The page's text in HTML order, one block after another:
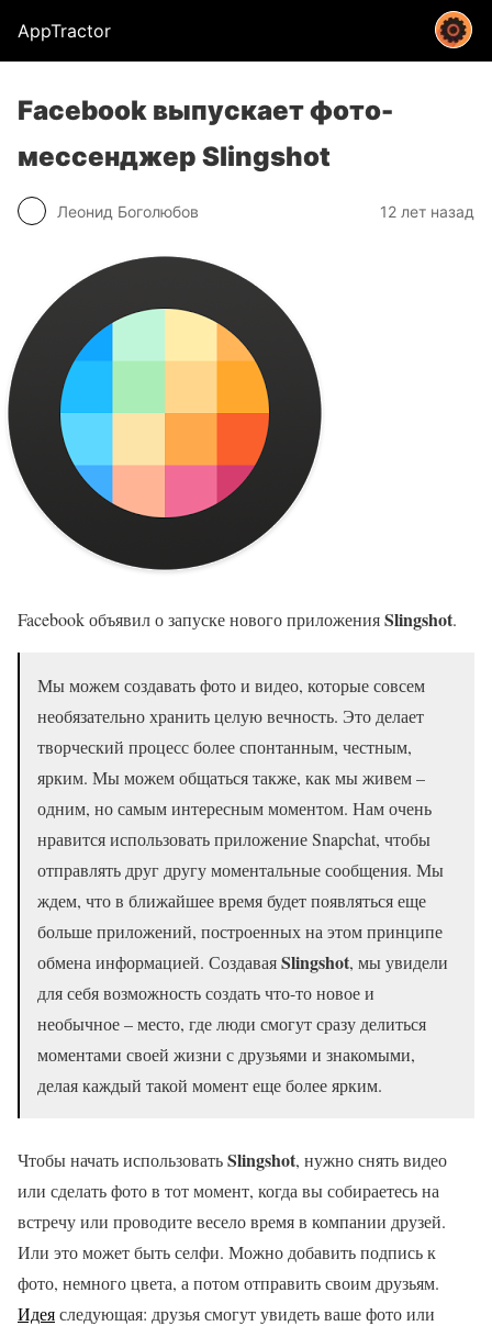
AppTractor
Facebook выпускает фото-
мессенджер Slingshot
Леонид Боголюбов 12 лет назад
Facebook объявил о запуске нового приложенияSlingshot.
Мы можем создавать фото и видео, которые совсем
необязательно хранить целую вечность. Это делает
творческий процесс более спонтанным, честным,
ярким. Мы можем общаться также, как мы живем –
одним, но самым интересным моментом. Нам очень
нравится использовать приложение Snapchat, чтобы
отправлять друг другу моментальные сообщения. Мы
ждем, что в ближайшее время будет появляться еще
больше приложений, построенных на этом принципе
обмена информацией. СоздаваяSlingshot, мы увидели
для себя возможность создать что-то новое и
необычное – место, где люди смогут сразу делиться
моментами своей жизни с друзьями и знакомыми,
делая каждый такой момент еще более ярким.
Чтобы начать использоватьSlingshot, нужно снять видео
или сделать фото в тот момент, когда вы собираетесь на
встречу или проводите весело время в компании друзей.
Или это может быть селфи. Можно добавить подпись к
фото, немного цвета, а потом отправить своим друзьям.
Идеяследующая: друзья смогут увидеть ваше фото или